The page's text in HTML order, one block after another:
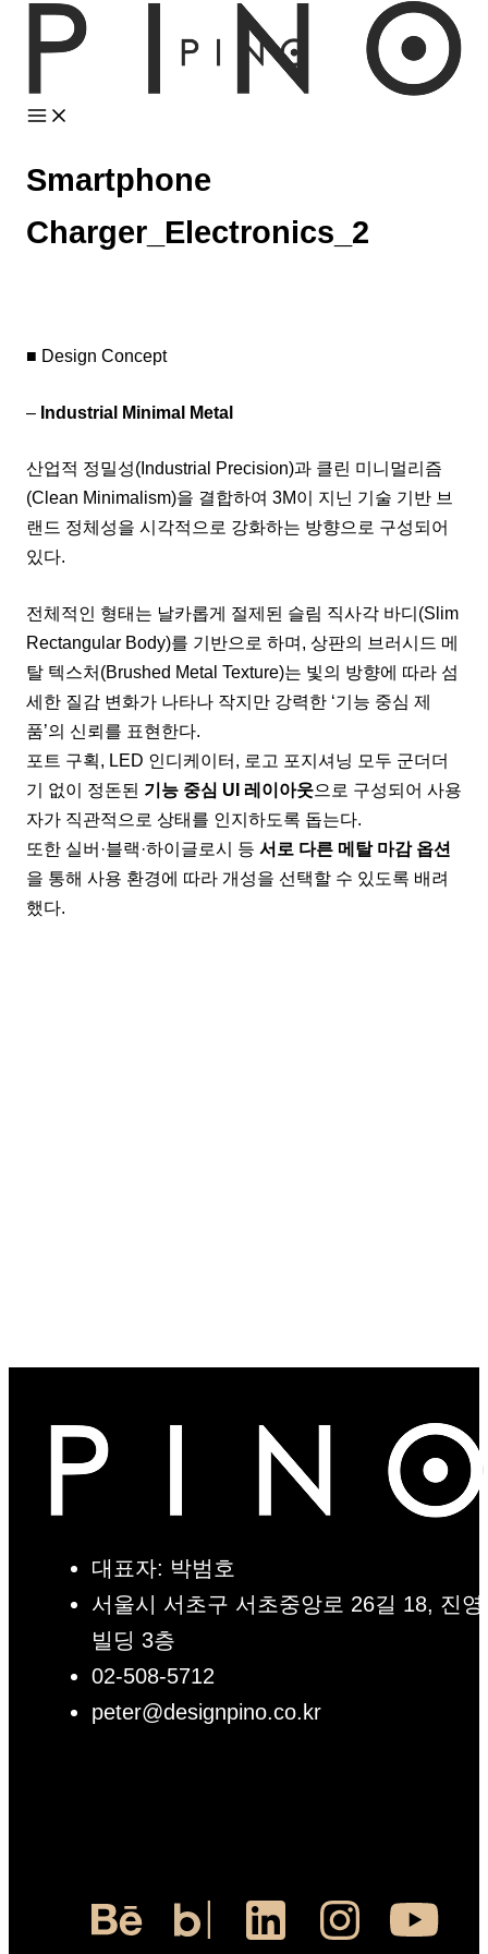
Smartphone
Charger_Electronics_2
■ Design Concept
– Industrial Minimal Metal
산업적 정밀성(Industrial Precision)과 클린 미니멀리즘
(Clean Minimalism)을 결합하여 3M이 지닌 기술 기반 브
랜드 정체성을 시각적으로 강화하는 방향으로 구성되어
있다.
전체적인 형태는 날카롭게 절제된 슬림 직사각 바디(Slim
Rectangular Body)를 기반으로 하며, 상판의 브러시드 메
탈 텍스처(Brushed Metal Texture)는 빛의 방향에 따라 섬
세한 질감 변화가 나타나 작지만 강력한 ‘기능 중심 제
품’의 신뢰를 표현한다.
포트 구획, LED 인디케이터, 로고 포지셔닝 모두 군더더
기 없이 정돈된 기능 중심 UI 레이아웃으로 구성되어 사용
자가 직관적으로 상태를 인지하도록 돕는다.
또한 실버·블랙·하이글로시 등 서로 다른 메탈 마감 옵션
을 통해 사용 환경에 따라 개성을 선택할 수 있도록 배려
했다.
대표자: 박범호
서울시 서초구 서초중앙로 26길 18, 진영
빌딩 3층
02-508-5712
peter@designpino.co.kr